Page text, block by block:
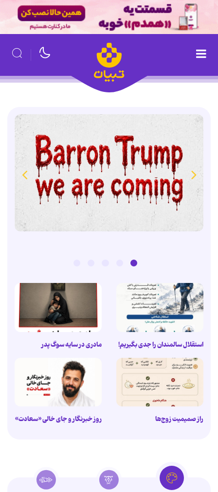
استقلال سالمندان را جدی بگیریم! مادری در سایه سوگ پدر
راز صمیمیت زوج‌ها روز خبرنگار و جای خالی «سعادت»